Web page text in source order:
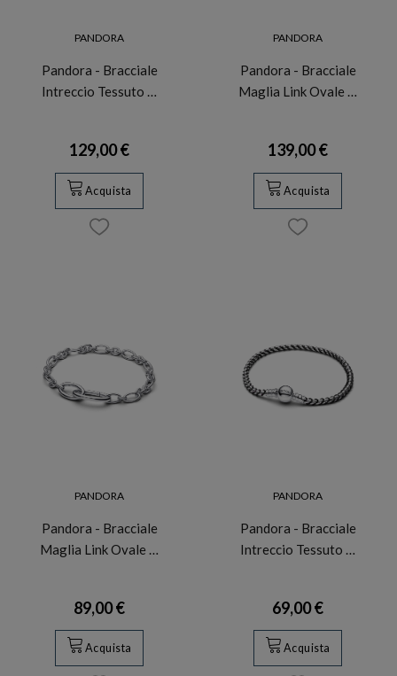
PANDORA
Pandora - Bracciale
Intreccio Tessuto …
129,00 €
Acquista
PANDORA
Pandora - Bracciale
Maglia Link Ovale …
139,00 €
Acquista
PANDORA
Pandora - Bracciale
Maglia Link Ovale …
89,00 €
Acquista
PANDORA
Pandora - Bracciale
Intreccio Tessuto …
69,00 €
Acquista